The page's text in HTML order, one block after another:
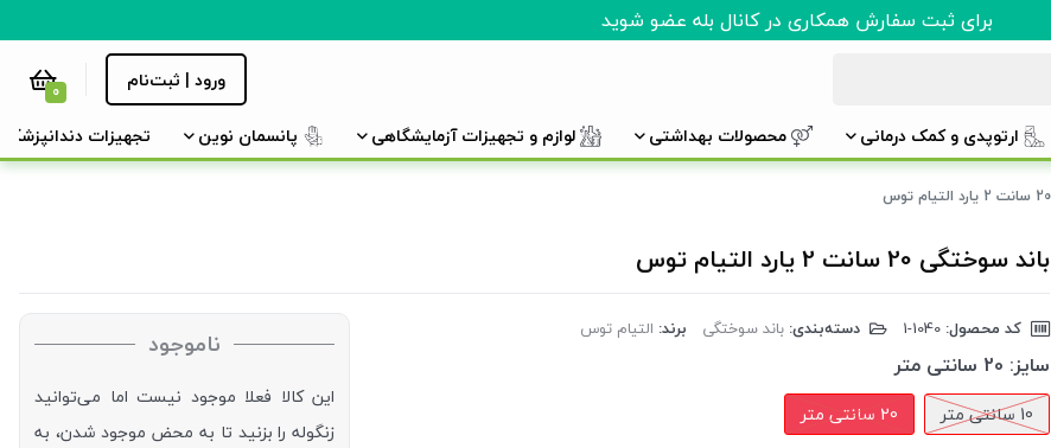
برای ثبت سفارش همکاری در کانال بله عضو شوید
ورود | ثبت‌نام 0
ارتوپدی و کمک درمانی محصولات بهداشتی لوازم و تجهیزات آزمایشگاهی پانسمان نوین تجهیزات دندانپزشکی
باند سوختگی 20 سانت 2 یارد التیام توس
کد محصول: دسته‌بندی: باند سوختگی برند: التیام توس
سایز: 20 سانتی متر
10 سانتی متر 20 سانتی متر
ناموجود
این کالا فعلا موجود نیست اما می‌توانید
زنگوله را بزنید تا به محض موجود شدن، به